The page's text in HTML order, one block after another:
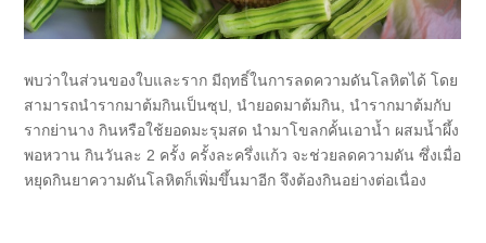
พบว่าในส่วนของใบและราก มีฤทธิ์ในการลดความดันโลหิตได้ โดย
สามารถนํารากมาต้มกินเป็นซุป, นํายอดมาต้มกิน, นํารากมาต้มกับ
รากย่านาง กินหรือใช้ยอดมะรุมสด นํามาโขลกคั้นเอาน้ำ ผสมน้ำผึ้ง
พอหวาน กินวันละ 2 ครั้ง ครั้งละครึ่งแก้ว จะช่วยลดความดัน ซึ่งเมื่อ
หยุดกินยาความดันโลหิตก็เพิ่มขึ้นมาอีก จึงต้องกินอย่างต่อเนื่อง